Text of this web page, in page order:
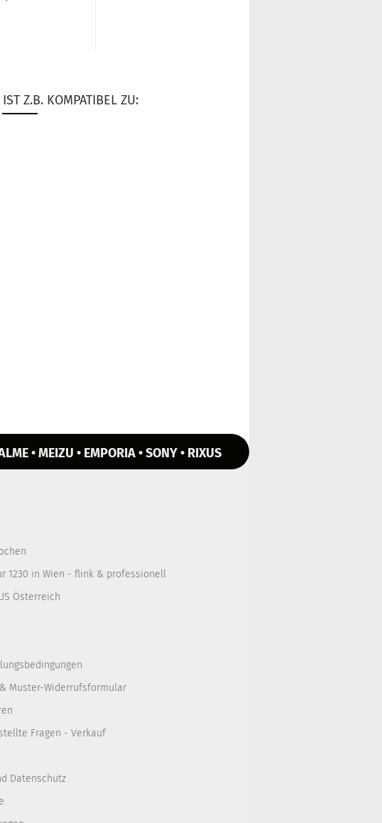
Z.B. KOMPATIBEL ZU:
• MEIZU • EMPORIA • SONY • RIXUS
1230 in Wien - flink & professionell
Österreich
Muster-Widerrufsformular
Fragen - Verkauf
Datenschutz